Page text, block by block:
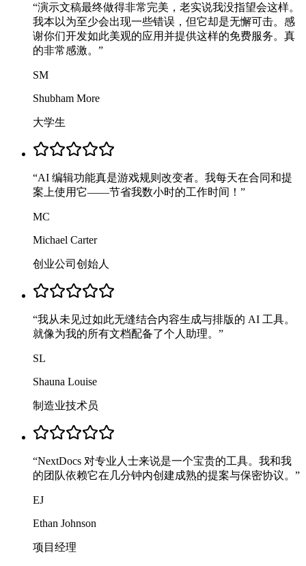
“演示文稿最终做得非常完美，老实说我没指望会这样。
我本以为至少会出现一些错误，但它却是无懈可击。感
谢你们开发如此美观的应用并提供这样的免费服务。真
的非常感激。 ”
SM
Shubham More
大学生
“AI 编辑功能真是游戏规则改变者。我每天在合同和提
案上使用它——节省我数小时的工作时间！ ”
MC
Michael Carter
创业公司创始人
“我从未见过如此无缝结合内容生成与排版的 AI 工具。
就像为我的所有文档配备了个人助理。 ”
SL
Shauna Louise
制造业技术员
“NextDocs 对专业人士来说是一个宝贵的工具。我和我
的团队依赖它在几分钟内创建成熟的提案与保密协议。 ”
EJ
Ethan Johnson
项目经理